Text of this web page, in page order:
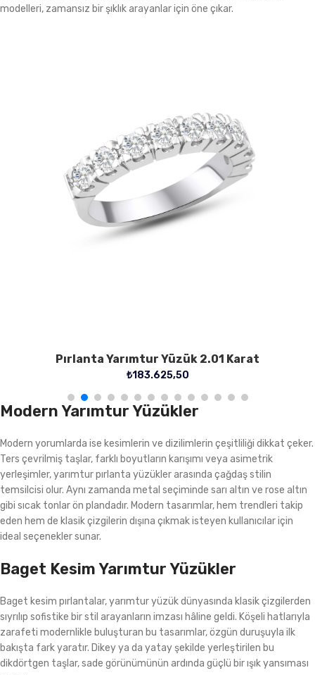
modelleri, zamansız bir şıklık arayanlar için öne çıkar.
Pırlanta Yarımtur Yüzük 2.01 Karat
₺183.625,50
Modern Yarımtur Yüzükler
Modern yorumlarda ise kesimlerin ve dizilimlerin çeşitliliği dikkat çeker.
Ters çevrilmiş taşlar, farklı boyutların karışımı veya asimetrik
yerleşimler, yarımtur pırlanta yüzükler arasında çağdaş stilin
temsilcisi olur. Aynı zamanda metal seçiminde sarı altın ve rose altın
gibi sıcak tonlar ön plandadır. Modern tasarımlar, hem trendleri takip
eden hem de klasik çizgilerin dışına çıkmak isteyen kullanıcılar için
ideal seçenekler sunar.
Baget Kesim Yarımtur Yüzükler
Baget kesim pırlantalar, yarımtur yüzük dünyasında klasik çizgilerden
sıyrılıp sofistike bir stil arayanların imzası hâline geldi. Köşeli hatlarıyla
zarafeti modernlikle buluşturan bu tasarımlar, özgün duruşuyla ilk
bakışta fark yaratır. Dikey ya da yatay şekilde yerleştirilen bu
dikdörtgen taşlar, sade görünümünün ardında güçlü bir ışık yansıması